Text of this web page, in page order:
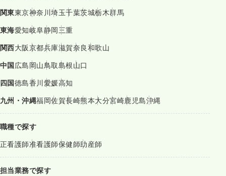
関東東京神奈川埼玉千葉茨城栃木群馬
東海愛知岐阜静岡三重
関西大阪京都兵庫滋賀奈良和歌山
中国広島岡山鳥取島根山口
四国徳島香川愛媛高知
九州・沖縄福岡佐賀長崎熊本大分宮崎鹿児島沖縄
職種で探す
正看護師准看護師保健師助産師
担当業務で探す